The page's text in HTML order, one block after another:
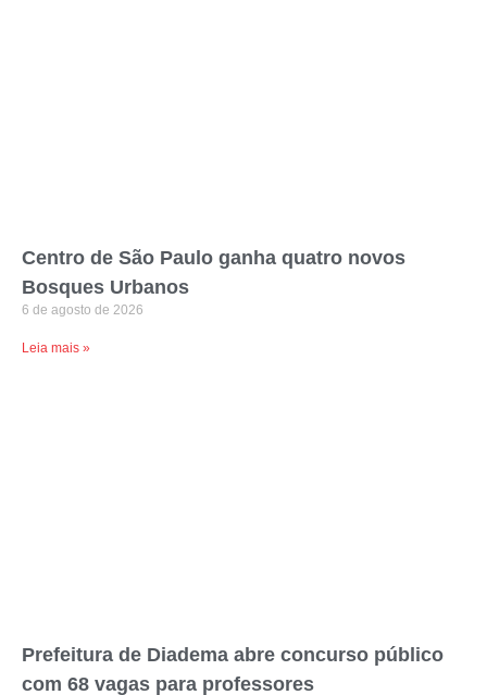
Centro de São Paulo ganha quatro novos
Bosques Urbanos
6 de agosto de 2026
Leia mais »
Prefeitura de Diadema abre concurso público
com 68 vagas para professores